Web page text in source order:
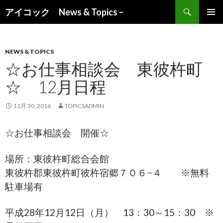
アイコック News & Topics –
NEWS & TOPICS
☆お仕事相談会 東彼杵町
☆ 12月日程
11月 30, 2016 TOPICSADMIN
☆お仕事相談会 開催☆
場所：東彼杵町総合会館
東彼杵郡東彼杵町彼杵宿郷７０６−４ ※無料
駐車場有
平成28年12月12日（月） 13：30～15：30 ※